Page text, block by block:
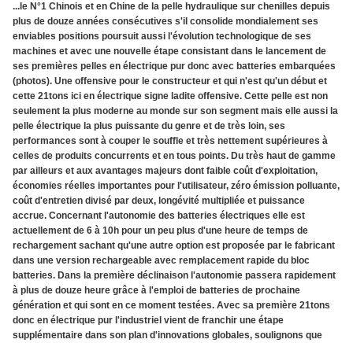
...le N°1 Chinois et en Chine de la pelle hydraulique sur chenilles depuis
plus de douze années consécutives s'il consolide mondialement ses
enviables positions poursuit aussi l'évolution technologique de ses
machines et avec une nouvelle étape consistant dans le lancement de
ses premières pelles en électrique pur donc avec batteries embarquées
(photos). Une offensive pour le constructeur et qui n'est qu'un début et
cette 21tons ici en électrique signe ladite offensive. Cette pelle est non
seulement la plus moderne au monde sur son segment mais elle aussi la
pelle électrique la plus puissante du genre et de très loin, ses
performances sont à couper le souffle et très nettement supérieures à
celles de produits concurrents et en tous points. Du très haut de gamme
par ailleurs et aux avantages majeurs dont faible coût d'exploitation,
économies réelles importantes pour l'utilisateur, zéro émission polluante,
coût d'entretien divisé par deux, longévité multipliée et puissance
accrue. Concernant l'autonomie des batteries électriques elle est
actuellement de 6 à 10h pour un peu plus d'une heure de temps de
rechargement sachant qu'une autre option est proposée par le fabricant
dans une version rechargeable avec remplacement rapide du bloc
batteries. Dans la première déclinaison l'autonomie passera rapidement
à plus de douze heure grâce à l'emploi de batteries de prochaine
génération et qui sont en ce moment testées. Avec sa première 21tons
donc en électrique pur l'industriel vient de franchir une étape
supplémentaire dans son plan d'innovations globales, soulignons que